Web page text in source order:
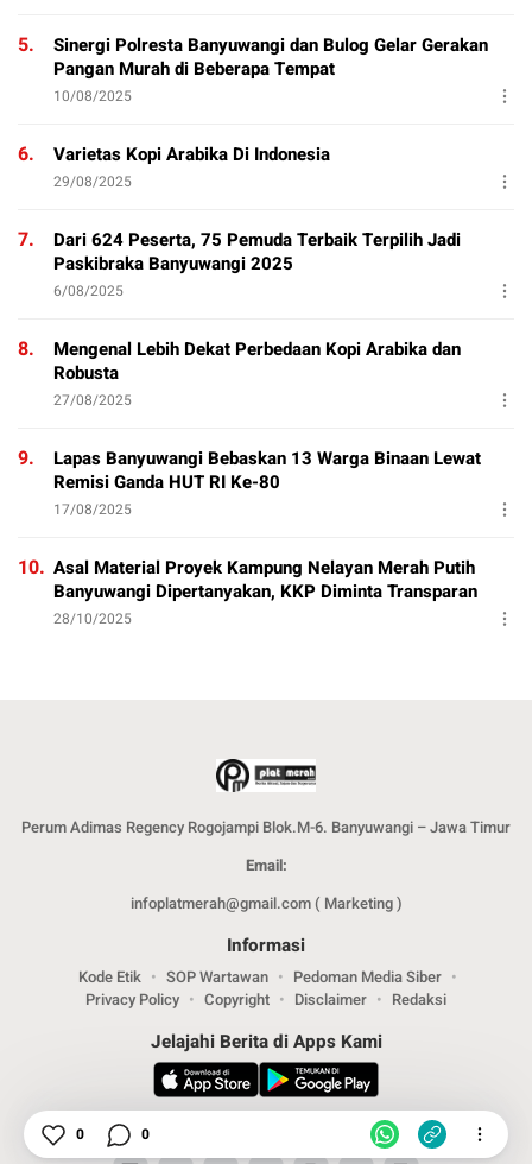
5.
Sinergi Polresta Banyuwangi dan Bulog Gelar Gerakan
Pangan Murah di Beberapa Tempat
10/08/2025
6. Varietas Kopi Arabika Di Indonesia
29/08/2025
7.
Dari 624 Peserta, 75 Pemuda Terbaik Terpilih Jadi
Paskibraka Banyuwangi 2025
6/08/2025
8.
Mengenal Lebih Dekat Perbedaan Kopi Arabika dan
Robusta
27/08/2025
9.
Lapas Banyuwangi Bebaskan 13 Warga Binaan Lewat
Remisi Ganda HUT RI Ke-80
17/08/2025
10. Asal Material Proyek Kampung Nelayan Merah Putih
Banyuwangi Dipertanyakan, KKP Diminta Transparan
28/10/2025
Perum Adimas Regency Rogojampi Blok.M-6. Banyuwangi – Jawa Timur
Email:
infoplatmerah@gmail.com ( Marketing )
Informasi
Kode Etik SOP Wartawan
Pedoman Media Siber
Privacy Policy
Copyright Disclaimer Redaksi
Jelajahi Berita di Apps Kami
0 0